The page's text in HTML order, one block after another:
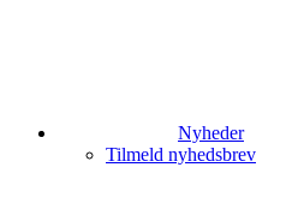
Nyheder
Tilmeld nyhedsbrev